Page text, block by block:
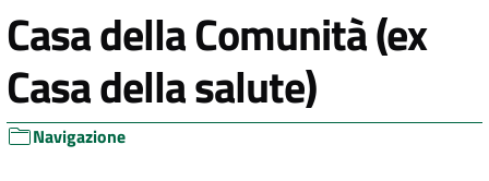
Casa della Comunità (ex
Casa della salute)
Navigazione